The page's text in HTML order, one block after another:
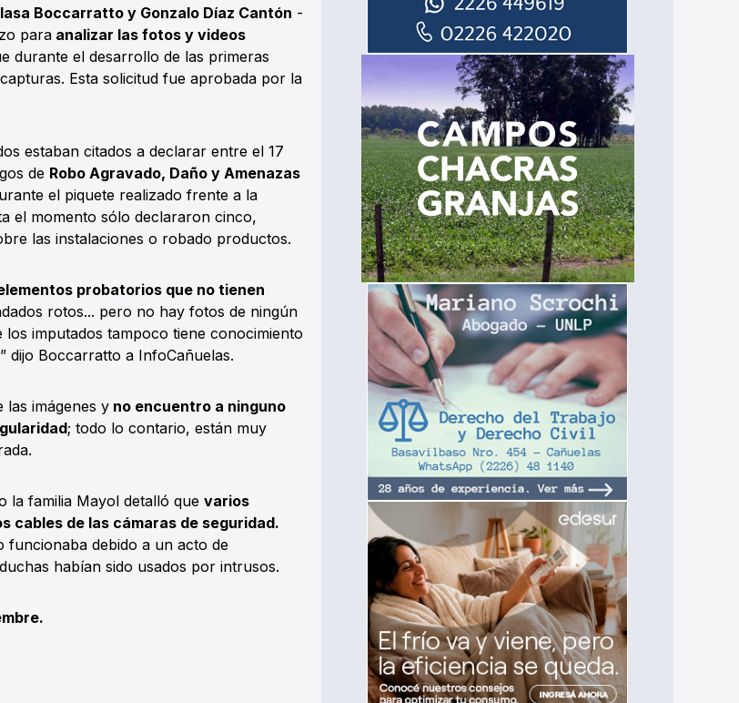
Boccarratto y Gonzalo Díaz Cantón -
para analizar las fotos y videos
durante el desarrollo de las primeras
Esta solicitud fue aprobada por la
estaban citados a declarar entre el 17
de Robo Agravado, Daño y Amenazas
el piquete realizado frente a la
el momento sólo declararon cinco,
las instalaciones o robado productos.
probatorios que no tienen
rotos... pero no hay fotos de ningún
imputados tampoco tiene conocimiento
dijo Boccarratto a InfoCañuelas.
las imágenes y no encuentro a ninguno
; todo lo contario, están muy
la familia Mayol detalló que varios
cables de las cámaras de seguridad.
funcionaba debido a un acto de
habían sido usados por intrusos.